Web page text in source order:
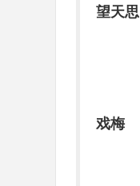
望天思
戏梅